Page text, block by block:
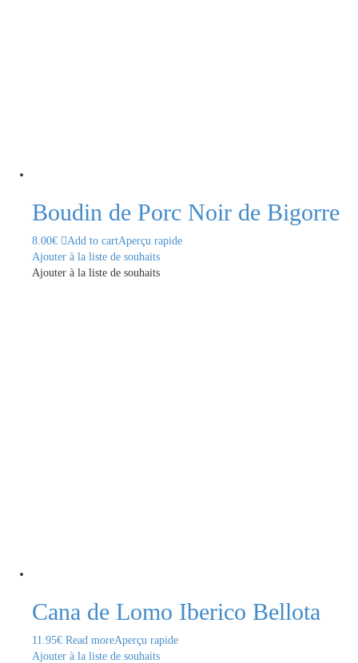
Boudin de Porc Noir de Bigorre
8.00€ Add to cartAperçu rapide
Ajouter à la liste de souhaits
Ajouter à la liste de souhaits
Cana de Lomo Iberico Bellota
11.95€ Read moreAperçu rapide
Ajouter à la liste de souhaits